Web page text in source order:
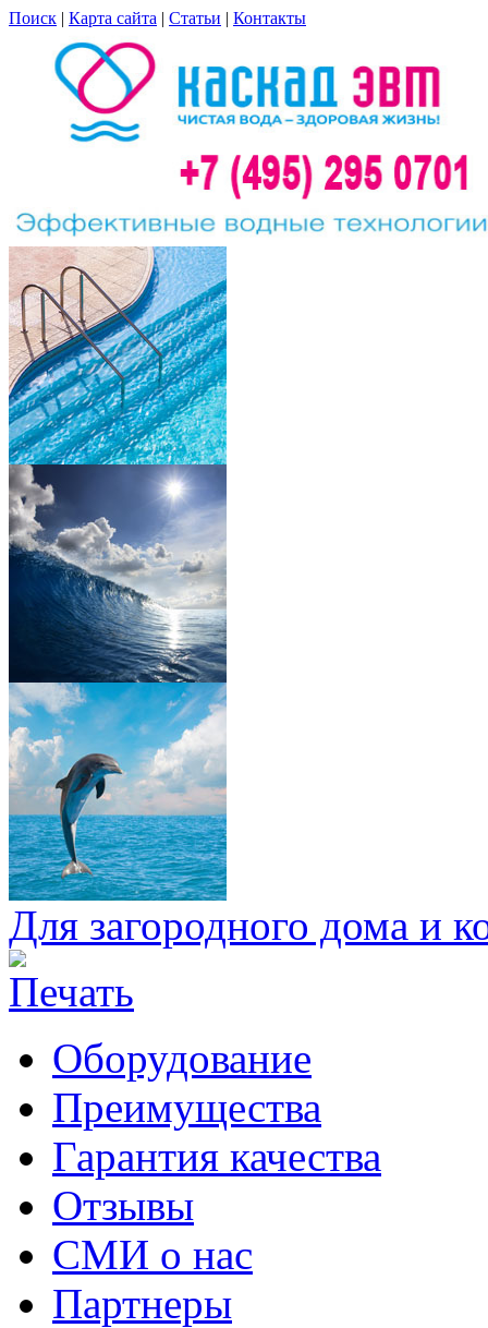
Поиск | Карта сайта | Статьи | Контакты
Для загородного дома и
Оборудование
Преимущества
Гарантия качества
Отзывы
СМИ о нас
Партнеры